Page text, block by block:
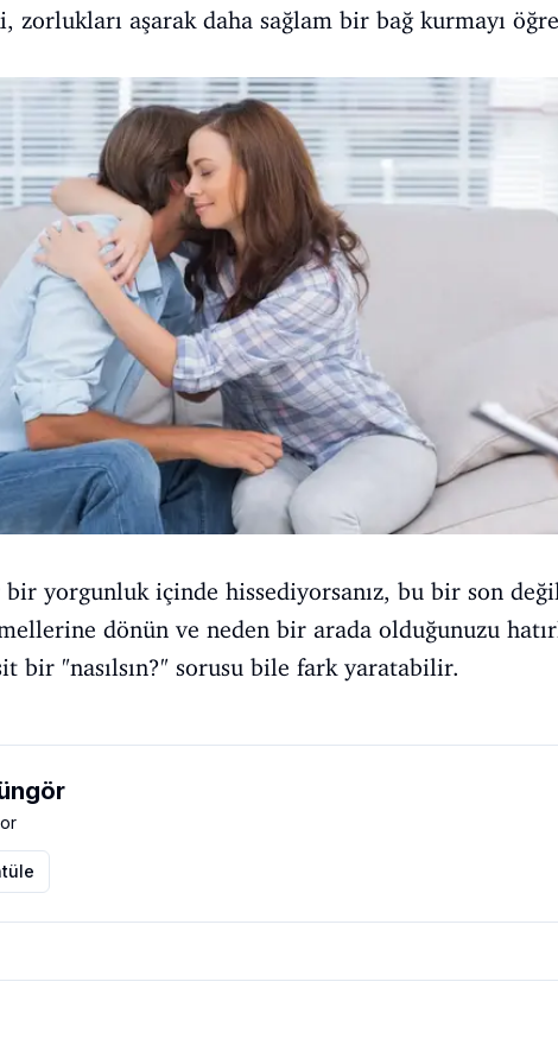
zorlukları aşarak daha sağlam bir bağ kurmayı
yorgunluk içinde hissediyorsanız, bu bir son
dönün ve neden bir arada olduğunuzu
bir "nasılsın?" sorusu bile fark yaratabilir.